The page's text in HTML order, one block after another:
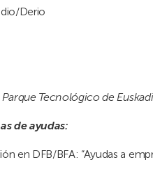
Derio
Tecnológico de Euskadi
de ayudas:
en DFB/BFA: “Ayudas a